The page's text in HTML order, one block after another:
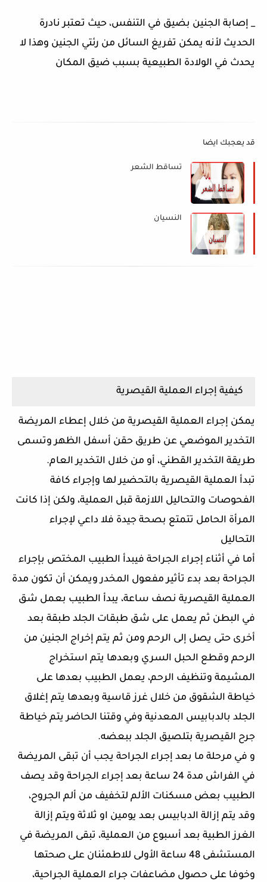
_ إصابة الجنين بضيق في التنفس، حيث تعتبر نادرة
الحديث لأنه يمكن تفريغ السائل من رئتي الجنين وهذا لا
يحدث في الولادة الطبيعية بسبب ضيق المكان
قد يعجبك ايضا
تساقط الشعر
النسيان
كيفية إجراء العملية القيصرية
يمكن إجراء العملية القيصرية من خلال إعطاء المريضة
التخدير الموضعي عن طريق حقن أسفل الظهر وتسمى
طريقة التخدير القطني، أو من خلال التخدير العام.
تبدأ العملية القيصرية بالتحضير لها وإجراء كافة
الفحوصات والتحاليل اللازمة قبل العملية، ولكن إذا كانت
المرأة الحامل تتمتع بصحة جيدة فلا داعي لإجراء
التحاليل
أما في أثناء إجراء الجراحة فيبدأ الطبيب المختص بإجراء
الجراحة بعد بدء تأثير مفعول المخدر ويمكن أن تكون مدة
العملية القيصرية نصف ساعة، يبدأ الطبيب بعمل شق
في البطن ثم يعمل على شق طبقات الجلد طبقة بعد
أخرى حتى يصل إلى الرحم ومن ثم يتم إخراج الجنين من
الرحم وقطع الحبل السري وبعدها يتم استخراج
المشيمة وتنظيف الرحم، يعمل الطبيب بعدها على
خياطة الشقوق من خلال غرز قاسية وبعدها يتم إغلاق
الجلد بالدبابيس المعدنية وفي وقتنا الحاضر يتم خياطة
جرح القيصرية بتلصيق الجلد ببعضه.
و في مرحلة ما بعد إجراء الجراحة يجب أن تبقى المريضة
في الفراش مدة 24 ساعة بعد إجراء الجراحة وقد يصف
الطبيب بعض مسكنات الألم لتخفيف من ألم الجروح،
وقد يتم إزالة الدبابيس بعد يومين او ثلاثة ويتم إزالة
الغرز الطبية بعد أسبوع من العملية، تبقى المريضة في
المستشفى 48 ساعة الأولى للاطمئنان على صحتها
وخوفا على حصول مضاعفات جراء العملية الجراحية،